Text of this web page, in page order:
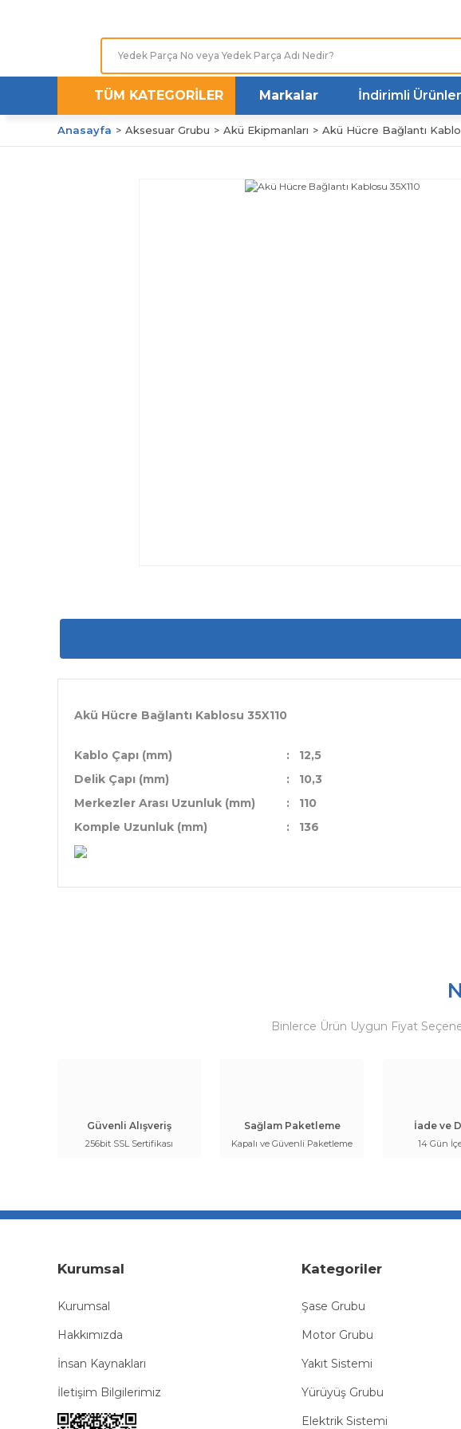
TÜM KATEGORİLER Markalar İndirimli Ürünler
Anasayfa Aksesuar Grubu Akü Ekipmanları Akü Hücre Bağlantı
Akü Hücre Bağlantı Kablosu 35X110
Kablo Çapı (mm) :
12,5
Delik Çapı (mm)
:
10,3
Merkezler Arası Uzunluk (mm)
:
110
Komple Uzunluk (mm)
: 136
Binlerce Ürün Uygun Fiyat
Güvenli Alışveriş
256bit SSL Sertifikası
Sağlam Paketleme
Kapalı ve Güvenli Paketleme
İade ve
14 Gün
Kurumsal
Kurumsal
Hakkımızda
İnsan Kaynakları
İletişim Bilgilerimiz
Kategoriler
Şase Grubu
Motor Grubu
Yakıt Sistemi
Yürüyüş Grubu
Elektrik Sistemi